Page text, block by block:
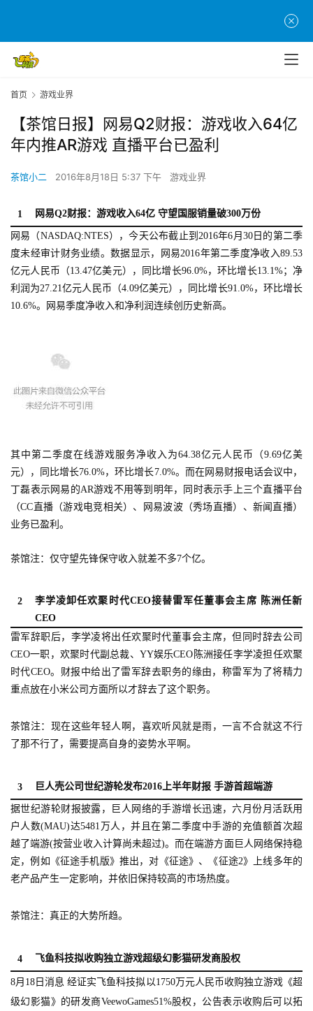
首
游
茶
原
创
戏
手
机
首页 游戏业界
【茶馆日报】网易Q2财报：游戏收入64亿
年内推AR游戏 直播平台已盈利
茶馆小二 2016年8月18日 5:37 下午 游戏业界
1 网易Q2财报：游戏收入64亿 守望国服销量破300万份
网易（NASDAQ:NTES），今天公布截止到2016年6月30日的第二季
度未经审计财务业绩。数据显示，网易2016年第二季度净收入89.53
亿元人民币（13.47亿美元），同比增长96.0%，环比增长13.1%；净
利润为27.21亿元人民币（4.09亿美元），同比增长91.0%，环比增长
10.6%。网易季度净收入和净利润连续创历史新高。
其中第二季度在线游戏服务净收入为64.38亿元人民币（9.69亿美
元），同比增长76.0%，环比增长7.0%。而在网易财报电话会议中，
丁磊表示网易的AR游戏不用等到明年，同时表示手上三个直播平台
（CC直播（游戏电竞相关）、网易波波（秀场直播）、新闻直播）
业务已盈利。
茶馆注：仅守望先锋保守收入就差不多7个亿。
2
李学凌卸任欢聚时代CEO接替雷军任董事会主席 陈洲任新
CEO
雷军辞职后，李学凌将出任欢聚时代董事会主席，但同时辞去公司
CEO一职，欢聚时代副总裁、YY娱乐CEO陈洲接任李学凌担任欢聚
时代CEO。财报中给出了雷军辞去职务的缘由，称雷军为了将精力
重点放在小米公司方面所以才辞去了这个职务。
茶馆注：现在这些年轻人啊，喜欢听风就是雨，一言不合就这不行
了那不行了，需要提高自身的姿势水平啊。
3 巨人壳公司世纪游轮发布2016上半年财报 手游首超端游
据世纪游轮财报披露，巨人网络的手游增长迅速，六月份月活跃用
户人数(MAU)达5481万人，并且在第二季度中手游的充值额首次超
越了端游(按营业收入计算尚未超过)。而在端游方面巨人网络保持稳
定，例如《征途手机版》推出，对《征途》、《征途2》上线多年的
老产品产生一定影响，并依旧保持较高的市场热度。
茶馆注：真正的大势所趋。
4 飞鱼科技拟收购独立游戏超级幻影猫研发商股权
8月18日消息 经证实飞鱼科技拟以1750万元人民币收购独立游戏《超
级幻影猫》的研发商VeewoGames51%股权，公告表示收购后可以拓